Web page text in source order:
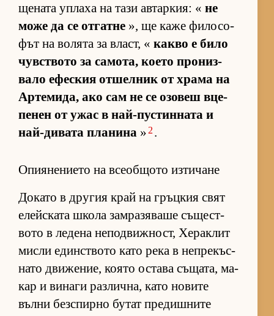
ще­ната уп­лаха на тази ав­тар­кия: « не
може да се от­гатне », ще каже фи­ло­со­
фът на во­лята за власт, « какво е било
чув­с­т­вото за са­мо­та, ко­ето про­низ­
вало ефес­кия от­шел­ник от храма на
Ар­те­ми­да, ако сам не се озо­веш вце­
пе­нен от ужас в най-пус­тин­ната и
най-ди­вата пла­нина » 2 .
Опиянението на всеобщото изтичане
До­като в дру­гия край на гръц­кия свят
елейс­ката школа зам­ра­зя­ваше съ­щес­т­
вото в ле­дена не­под­виж­ност, Хе­рак­лит
мисли един­с­т­вото като река в неп­ре­къс­
нато дви­же­ние, ко­ято ос­тава съ­ща­та, ма­
кар и ви­наги раз­лич­на, като но­вите
вълни без­спирно бу­тат пре­диш­ните